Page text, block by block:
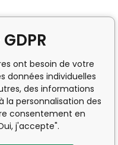
ont besoin de votre
données individuelles
des informations
personnalisation des
consentement en
j'accepte".